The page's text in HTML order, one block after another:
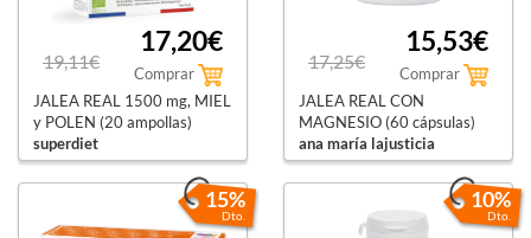
19,11€
17,20€
Comprar
JALEA REAL 1500 mg, MIEL
y POLEN (20 ampollas)
superdiet
17,25€
15,53€
Comprar
JALEA REAL CON
MAGNESIO (60 cápsulas)
ana maría lajusticia
15%
Dto.
10%
Dto.